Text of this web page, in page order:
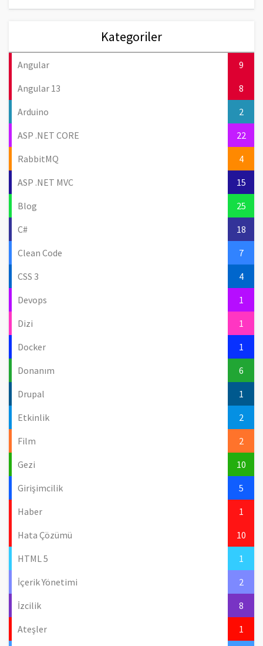
Kategoriler
Angular
9
Angular 13
8
Arduino
2
ASP .NET CORE
22
RabbitMQ
4
ASP .NET MVC
15
Blog
25
C#
18
Clean Code
7
CSS 3
4
Devops
1
Dizi
1
Docker
1
Donanım
6
Drupal
1
Etkinlik
2
Film
2
Gezi
10
Girişimcilik
5
Haber
1
Hata Çözümü
10
HTML 5
1
İçerik Yönetimi
2
İzcilik
8
Ateşler
1